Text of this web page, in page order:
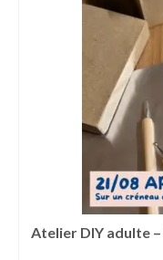
Atelier DIY adulte